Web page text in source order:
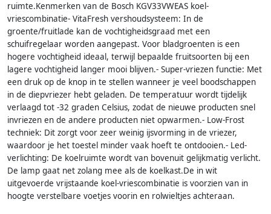
ruimte.Kenmerken van de Bosch KGV33VWEAS koel-
vriescombinatie- VitaFresh vershoudsysteem: In de
groente/fruitlade kan de vochtigheidsgraad met een
schuifregelaar worden aangepast. Voor bladgroenten is een
hogere vochtigheid ideaal, terwijl bepaalde fruitsoorten bij een
lagere vochtigheid langer mooi blijven.- Super-vriezen functie: Met
een druk op de knop in te stellen wanneer je veel boodschappen
in de diepvriezer hebt geladen. De temperatuur wordt tijdelijk
verlaagd tot -32 graden Celsius, zodat de nieuwe producten snel
invriezen en de andere producten niet opwarmen.- Low-Frost
techniek: Dit zorgt voor zeer weinig ijsvorming in de vriezer,
waardoor je het toestel minder vaak hoeft te ontdooien.- Led-
verlichting: De koelruimte wordt van bovenuit gelijkmatig verlicht.
De lamp gaat net zolang mee als de koelkast.De in wit
uitgevoerde vrijstaande koel-vriescombinatie is voorzien van in
hoogte verstelbare voetjes voorin en rolwieltjes achteraan.